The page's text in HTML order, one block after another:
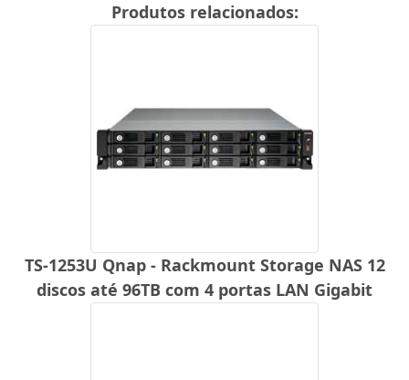
Produtos relacionados:
TS-1253U Qnap - Rackmount Storage NAS 12
discos até 96TB com 4 portas LAN Gigabit